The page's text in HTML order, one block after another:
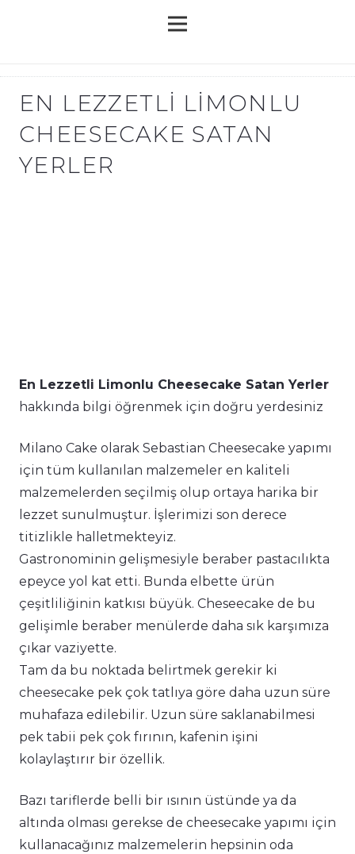
EN LEZZETLI LIMONLU
CHEESECAKE SATAN
YERLER
En Lezzetli Limonlu Cheesecake Satan Yerler
hakkında bilgi öğrenmek için doğru yerdesiniz
Milano Cake olarak Sebastian Cheesecake yapımı
için tüm kullanılan malzemeler en kaliteli
malzemelerden seçilmiş olup ortaya harika bir
lezzet sunulmuştur. İşlerimizi son derece
titizlikle halletmekteyiz.
Gastronominin gelişmesiyle beraber pastacılıkta
epeyce yol kat etti. Bunda elbette ürün
çeşitliliğinin katkısı büyük. Cheseecake de bu
gelişimle beraber menülerde daha sık karşımıza
çıkar vaziyette.
Tam da bu noktada belirtmek gerekir ki
cheesecake pek çok tatlıya göre daha uzun süre
muhafaza edilebilir. Uzun süre saklanabilmesi
pek tabii pek çok fırının, kafenin işini
kolaylaştırır bir özellik.
Bazı tariflerde belli bir ısının üstünde ya da
altında olması gerekse de cheesecake yapımı için
kullanacağınız malzemelerin hepsinin oda